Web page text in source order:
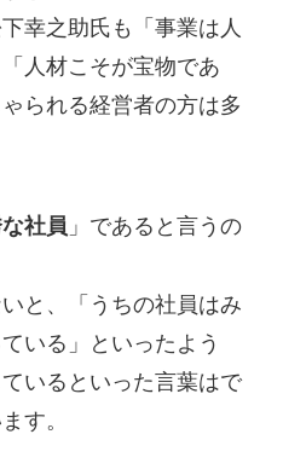
幸之助氏も「事業は人
人材こそが宝物であ
られる経営者の方は多
社員 」であると言うの
と、「うちの社員はみ
いる」といったよう
いるといった言葉はで
す。